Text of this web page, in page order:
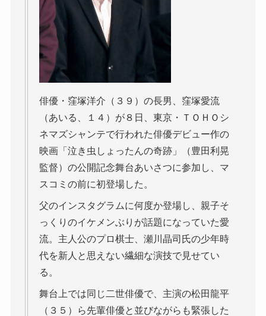
俳優・窪塚洋介（３９）の長男、窪塚愛流
（あいる、１４）が８日、東京・ＴＯＨＯシ
ネマズシャンテで行われた俳優デビュー作の
映画「泣き虫しょったんの奇跡」（豊田利晃
監督）の公開記念舞台あいさつに参加し、マ
スコミの前に初登場した。
父のインスタグラムに何度か登場し、親子そ
っくりのイケメンぶりが話題になっていた愛
流。主人公のプロ棋士、瀬川晶司氏の少年時
代を新人と思えない繊細な演技で見せてい
る。
舞台上では同じ二世俳優で、主演の松田龍平
（３５）ら先輩俳優と並びながらも緊張した